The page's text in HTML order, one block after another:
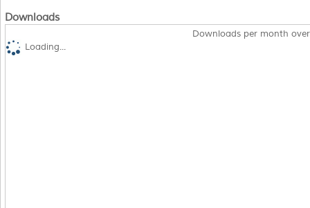
Downloads
Downloads per month
Loading...